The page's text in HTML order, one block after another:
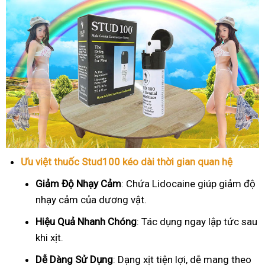
Ưu việt thuốc Stud100 kéo dài thời gian quan hệ
Giảm Độ Nhạy Cảm: Chứa Lidocaine giúp giảm độ
nhạy cảm của dương vật.
Hiệu Quả Nhanh Chóng: Tác dụng ngay lập tức sau
khi xịt.
Dễ Dàng Sử Dụng: Dạng xịt tiện lợi, dễ mang theo